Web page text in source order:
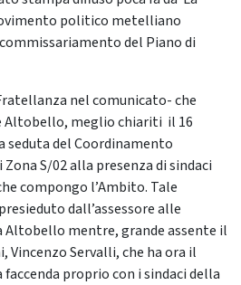
politico metelliano
del Piano di
nel comunicato- che
Altobello, meglio chiariti il 16
seduta del Coordinamento
S/02 alla presenza di sindaci
compongo l’Ambito. Tale
dall’assessore alle
mentre, grande assente il
Vincenzo Servalli, che ha ora il
proprio con i sindaci della